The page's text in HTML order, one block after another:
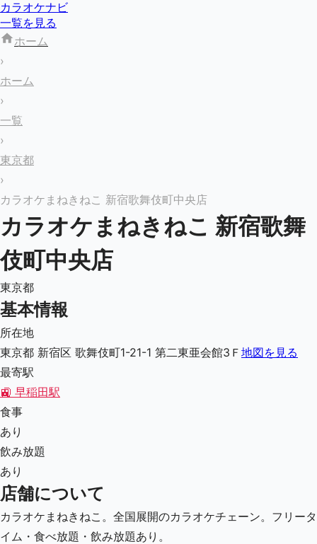
カラオケナビ
一覧を見る
ホーム
›
ホーム
›
一覧
›
東京都
›
カラオケまねきねこ 新宿歌舞伎町中央店
カラオケまねきねこ 新宿歌舞
伎町中央店
東京都
基本情報
所在地
東京都 新宿区 歌舞伎町1-21-1 第二東亜会館3Ｆ 地図を見る
最寄駅
🚉 早稲田駅
食事
あり
飲み放題
あり
店舗について
カラオケまねきねこ。全国展開のカラオケチェーン。フリータ
イム・食べ放題・飲み放題あり。